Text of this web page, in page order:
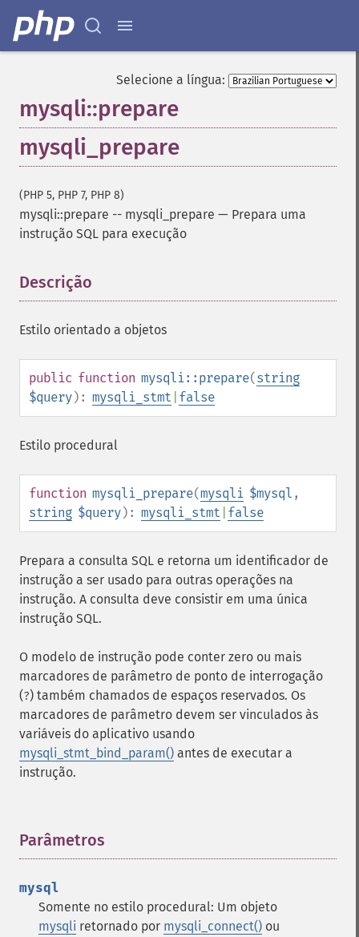
Selecione a língua:
mysqli::prepare
mysqli_prepare
(PHP 5, PHP 7, PHP 8)
mysqli::prepare -- mysqli_prepare — Prepara uma
instrução SQL para execução
Descrição
Estilo orientado a objetos
public function mysqli::prepare(string
$query): mysqli_stmt false
Estilo procedural
function mysqli_prepare(mysqli $mysql ,
string $query): mysqli_stmt false
Prepara a consulta SQL e retorna um identificador de
instrução a ser usado para outras operações na
instrução. A consulta deve consistir em uma única
instrução SQL.
O modelo de instrução pode conter zero ou mais
marcadores de parâmetro de ponto de interrogação
(?) também chamados de espaços reservados. Os
marcadores de parâmetro devem ser vinculados às
variáveis do aplicativo usando
mysqli_stmt_bind_param() antes de executar a
instrução.
Parâmetros
mysql
Somente no estilo procedural: Um objeto
mysqli retornado por mysqli_connect() ou